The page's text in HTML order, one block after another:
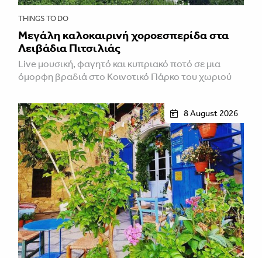
THINGS TO DO
Μεγάλη καλοκαιρινή χοροεσπερίδα στα
Λειβάδια Πιτσιλιάς
Live μουσική, φαγητό και κυπριακό ποτό σε μια
όμορφη βραδιά στο Κοινοτικό Πάρκο του χωριού
8 August 2026